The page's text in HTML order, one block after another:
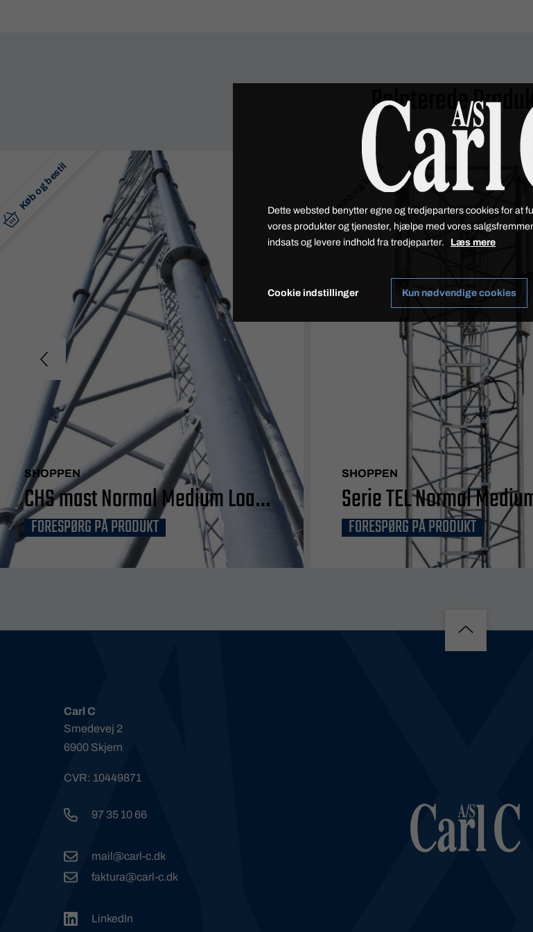
Relaterede
Køb og bestil
SHOPPEN
CHS mast Normal Medium Load
15m²
FORESPØRG PÅ PRODUKT
Køb og bestil
SHOPPEN
Serie TEL Normal
15m²
FORESPØRG PÅ PRODUKT
Carl C
Smedevej 2
6900 Skjern
CVR: 10449871
97 35 10 66
mail@carl-c.dk
faktura@carl-c.dk
LinkedIn
Dette websted benytter egne og tredjeparters cookies for at
vores produkter og tjenester, hjælpe med vores
indsats og levere indhold fra tredjeparter. Læs mere
Cookie indstillinger Kun nødvendige cookies